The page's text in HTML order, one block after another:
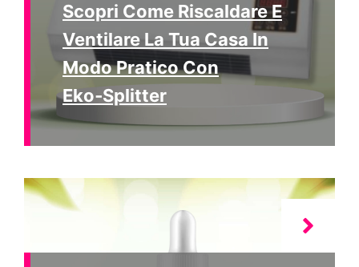
Scopri Come Riscaldare E
Ventilare La Tua Casa In
Modo Pratico Con
Eko‑Splitter